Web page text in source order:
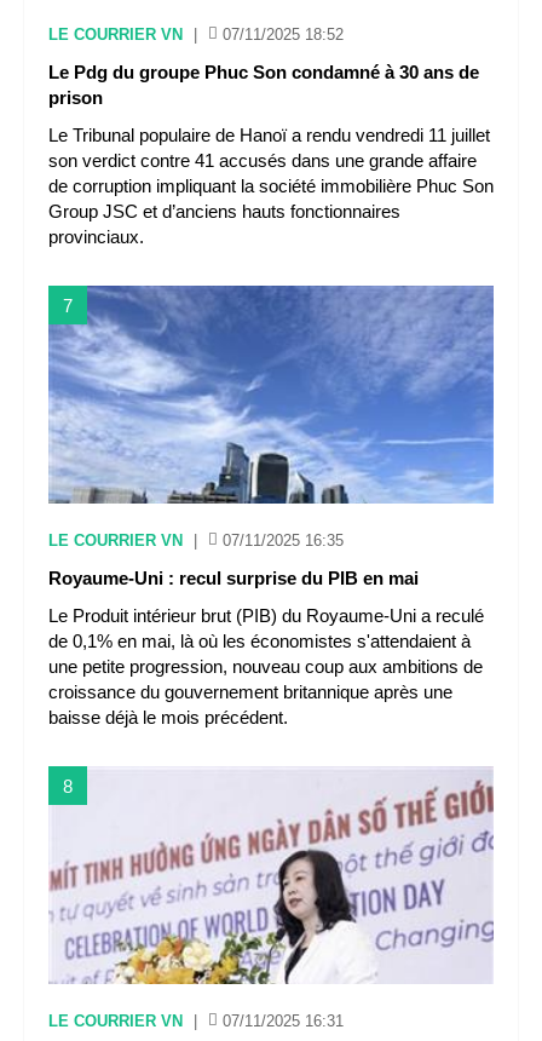
LE COURRIER VN 07/11/2025 18:52
Le Pdg du groupe Phuc Son condamné à 30 ans de
prison
Le Tribunal populaire de Hanoï a rendu vendredi 11 juillet
son verdict contre 41 accusés dans une grande affaire
de corruption impliquant la société immobilière Phuc Son
Group JSC et d’anciens hauts fonctionnaires
provinciaux.
7
LE COURRIER VN 07/11/2025 16:35
Royaume-Uni : recul surprise du PIB en mai
Le Produit intérieur brut (PIB) du Royaume-Uni a reculé
de 0,1% en mai, là où les économistes s'attendaient à
une petite progression, nouveau coup aux ambitions de
croissance du gouvernement britannique après une
baisse déjà le mois précédent.
8
LE COURRIER VN 07/11/2025 16:31